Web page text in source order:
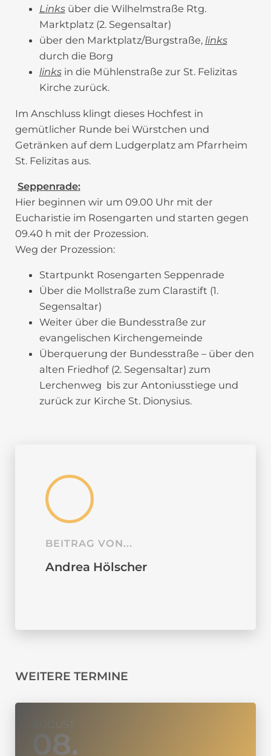
Linksüber die Wilhelmstraße Rtg.
Marktplatz (2. Segensaltar)
über den Marktplatz/Burgstraße, links
durch die Borg
linksin die Mühlenstraße zur St. Felizitas
Kirche zurück.
Im Anschluss klingt dieses Hochfest in
gemütlicher Runde bei Würstchen und
Getränken auf dem Ludgerplatz am Pfarrheim
St. Felizitas aus.
Seppenrade:
Hier beginnen wir um 09.00 Uhr mit der
Eucharistie im Rosengarten und starten gegen
09.40 h mit der Prozession.
Weg der Prozession:
Startpunkt Rosengarten Seppenrade
Über die Mollstraße zum Clarastift (1.
Segensaltar)
Weiter über die Bundesstraße zur
evangelischen Kirchengemeinde
Überquerung der Bundesstraße – über den
alten Friedhof (2. Segensaltar) zum
Lerchenweg bis zur Antoniusstiege und
zurück zur Kirche St. Dionysius.
BEITRAG VON...
Andrea Hölscher
WEITERE TERMINE
AUGUST
08.